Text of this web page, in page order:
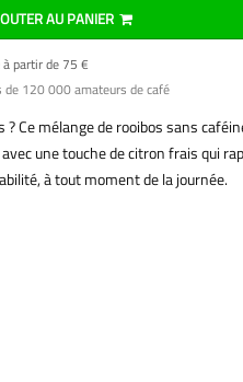
AU PANIER
à partir de 75 €
de 120 000 amateurs de café
? Ce mélange de rooibos sans
une touche de citron frais qui
à tout moment de la journée.